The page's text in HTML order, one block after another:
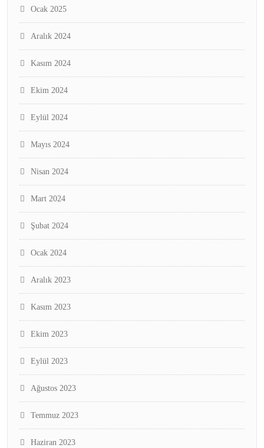
Ocak 2025
Aralık 2024
Kasım 2024
Ekim 2024
Eylül 2024
Mayıs 2024
Nisan 2024
Mart 2024
Şubat 2024
Ocak 2024
Aralık 2023
Kasım 2023
Ekim 2023
Eylül 2023
Ağustos 2023
Temmuz 2023
Haziran 2023